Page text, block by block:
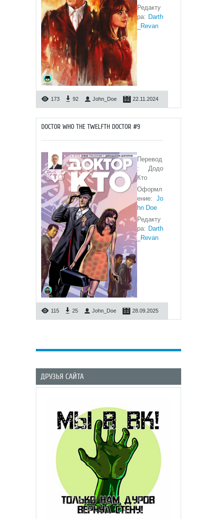
Редакту
ра: Darth
_Revan
173 92 John_Doe 22.11.2024
DOCTOR WHO THE TWELFTH DOCTOR #9
Перевод
: Додо
Кто
Оформл
ение: Jo
hn Doe
Редакту
ра: Darth
_Revan
115 25 John_Doe 28.09.2025
ДРУЗЬЯ САЙТА